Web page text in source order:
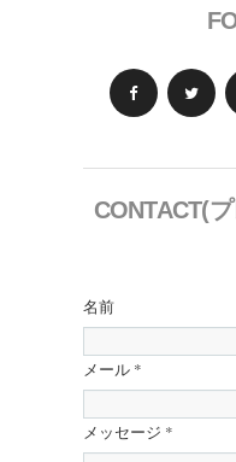
CONTACT(
名前
メール *
メッセージ *